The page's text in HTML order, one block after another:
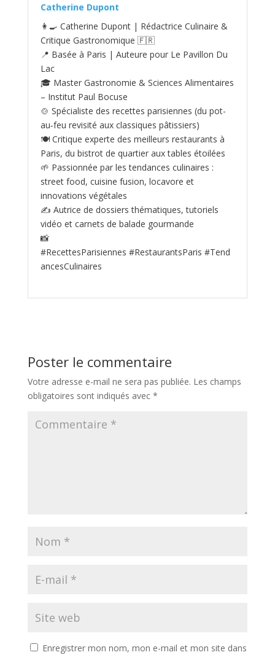
Catherine Dupont
👩‍🍳 Catherine Dupont | Rédactrice Culinaire &
Critique Gastronomique 🇫🇷
📍 Basée à Paris | Auteure pour Le Pavillon Du
Lac
🎓 Master Gastronomie & Sciences Alimentaires
– Institut Paul Bocuse
🍲 Spécialiste des recettes parisiennes (du pot-
au‑feu revisité aux classiques pâtissiers)
🍽️ Critique experte des meilleurs restaurants à
Paris, du bistrot de quartier aux tables étoilées
🌱 Passionnée par les tendances culinaires :
street food, cuisine fusion, locavore et
innovations végétales
✍️ Autrice de dossiers thématiques, tutoriels
vidéo et carnets de balade gourmande
📸
#RecettesParisiennes #RestaurantsParis #Tend
ancesCulinaires
Poster le commentaire
Votre adresse e-mail ne sera pas publiée. Les champs
obligatoires sont indiqués avec *
Enregistrer mon nom, mon e-mail et mon site dans